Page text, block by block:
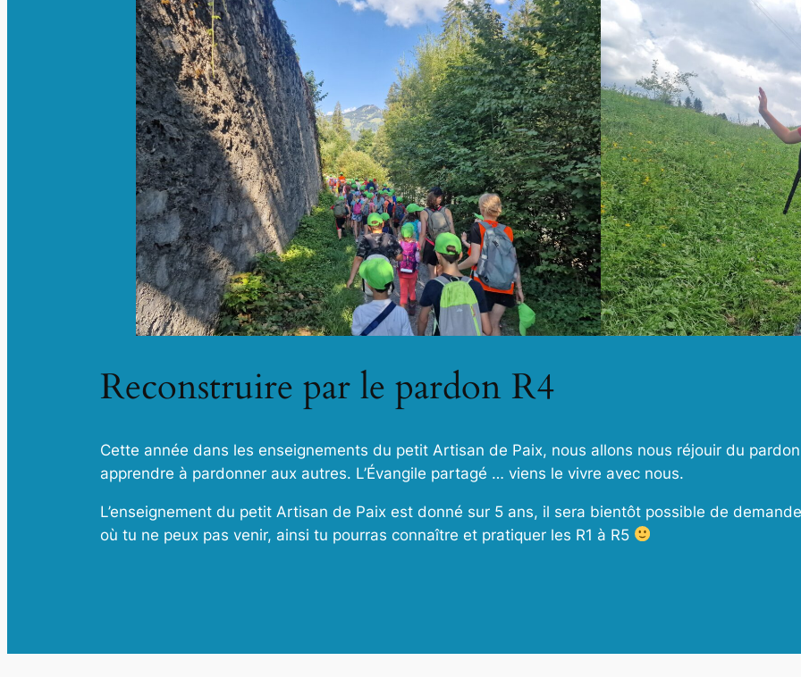
Reconstruire par le pardon R4
Cette année dans les enseignements du petit Artisan de Paix, nous allons nous réjouir du
apprendre à pardonner aux autres. L’Évangile partagé … viens le vivre avec nous.
L’enseignement du petit Artisan de Paix est donné sur 5 ans, il sera bientôt possible de
où tu ne peux pas venir, ainsi tu pourras connaître et pratiquer les R1 à R5